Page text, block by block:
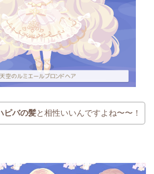
ピバの髪と相性いいんですよね〜〜！